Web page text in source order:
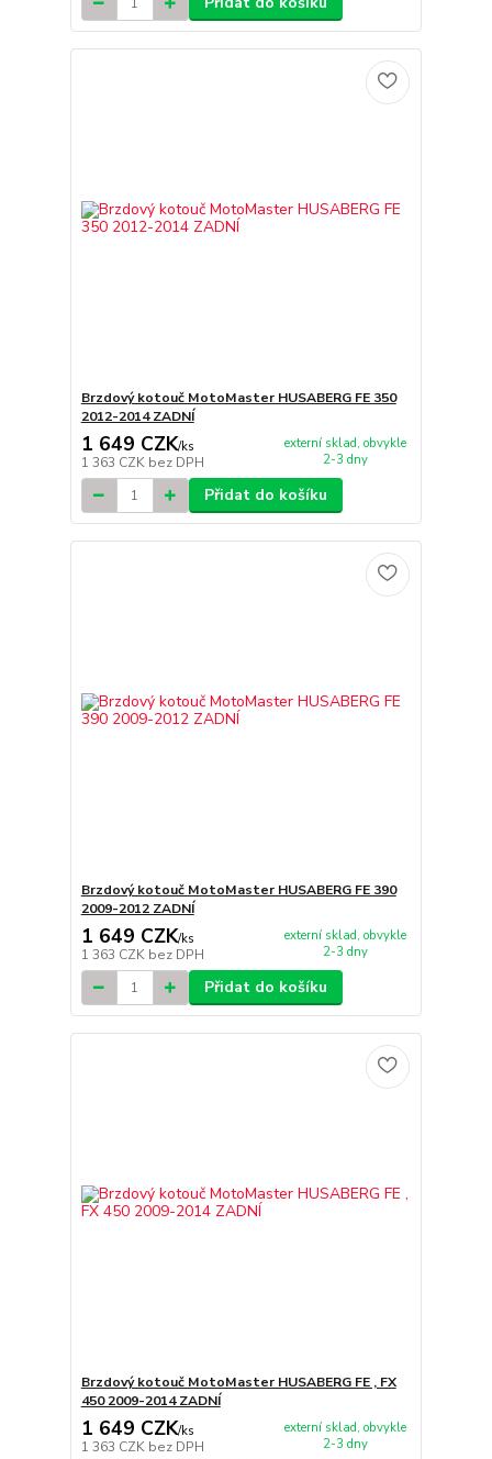
Brzdový kotouč MotoMaster HUSABERG FE 350
2012-2014 ZADNÍ
1 649 CZK/ks
1 363 CZK bez DPH
externí sklad, obvykle
2-3 dny
Přidat do košíku
Brzdový kotouč MotoMaster HUSABERG FE 390
2009-2012 ZADNÍ
1 649 CZK/ks
1 363 CZK bez DPH
externí sklad, obvykle
2-3 dny
Přidat do košíku
Brzdový kotouč MotoMaster HUSABERG FE , FX
450 2009-2014 ZADNÍ
1 649 CZK/ks
1 363 CZK bez DPH
externí sklad, obvykle
2-3 dny